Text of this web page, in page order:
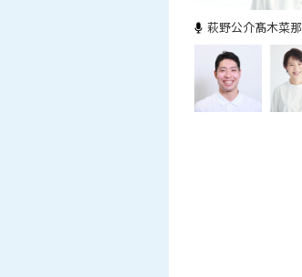
萩野公介髙木菜那